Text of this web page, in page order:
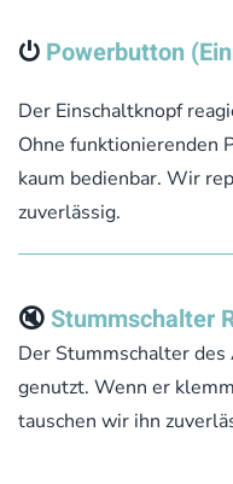
⏻ Powerbutton
Der Einschaltknopf
Ohne funktionierenden
kaum bedienbar. Wir
zuverlässig.
🔇Stummschalter
Der Stummschalter
genutzt. Wenn er
tauschen wir ihn